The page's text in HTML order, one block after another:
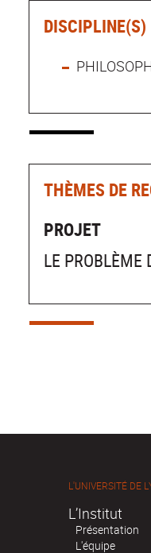
DISCIPLINE(S)
THÈMES DE
PROJET
LE PROBLÈME
L'UNIVERSITÉ DE
L’Institut
Présentation
L'équipe